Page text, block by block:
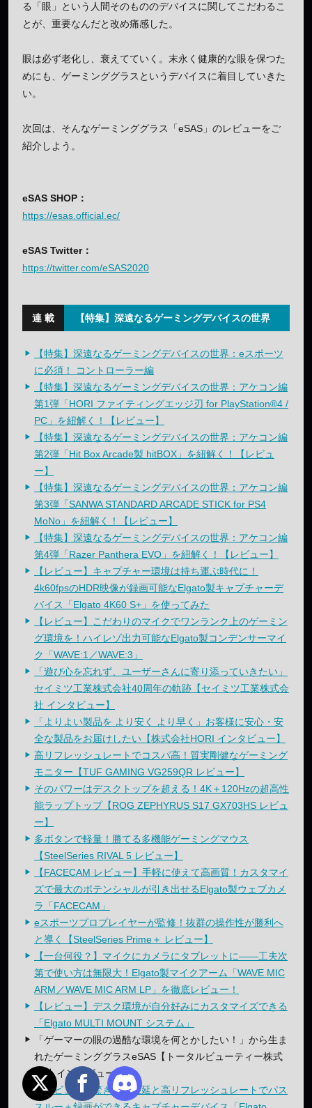
る「眼」という人間そのもののデバイスに関してこだわるこ
とが、重要なんだと改め痛感した。
眼は必ず老化し、衰えてていく。末永く健康的な眼を保つた
めにも、ゲーミンググラスというデバイスに着目していきた
い。
次回は、そんなゲーミンググラス「eSAS」のレビューをご
紹介しよう。
eSAS SHOP：
https://esas.official.ec/
eSAS Twitter：
https://twitter.com/eSAS2020
【特集】深遠なるゲーミングデバイスの世界
【特集】深遠なるゲーミングデバイスの世界：eスポーツ
に必須！ コントローラー編
【特集】深遠なるゲーミングデバイスの世界：アケコン編
第1弾「HORI ファイティングエッジ刃 for PlayStation®4 /
PC」を紐解く！【レビュー】
【特集】深遠なるゲーミングデバイスの世界：アケコン編
第2弾「Hit Box Arcade製 hitBOX」を紐解く！【レビュ
ー】
【特集】深遠なるゲーミングデバイスの世界：アケコン編
第3弾「SANWA STANDARD ARCADE STICK for PS4
MoNo」を紐解く！【レビュー】
【特集】深遠なるゲーミングデバイスの世界：アケコン編
第4弾「Razer Panthera EVO」を紐解く！【レビュー】
【レビュー】キャプチャー環境は持ち運ぶ時代に！
4k60fpsのHDR映像が録画可能なElgato製キャプチャーデ
バイス「Elgato 4K60 S+」を使ってみた
【レビュー】こだわりのマイクでワンランク上のゲーミン
グ環境を！ハイレゾ出力可能なElgato製コンデンサーマイ
ク「WAVE:1／WAVE:3」
「遊び心を忘れず、ユーザーさんに寄り添っていきたい」
セイミツ工業株式会社40周年の軌跡【セイミツ工業株式会
社 インタビュー】
「よりよい製品を より安く より早く」お客様に安心・安
全な製品をお届けしたい【株式会社HORI インタビュー】
高リフレッシュレートでコスパ高！質実剛健なゲーミング
モニター【TUF GAMING VG259QR レビュー】
そのパワーはデスクトップを超える！4K＋120Hzの超高性
能ラップトップ【ROG ZEPHYRUS S17 GX703HS レビュ
ー】
多ボタンで軽量！勝てる多機能ゲーミングマウス
【SteelSeries RIVAL 5 レビュー】
【FACECAM レビュー】手軽に使えて高画質！カスタマイ
ズで最大のポテンシャルが引き出せるElgato製ウェブカメ
ラ「FACECAM」
eスポーツプロプレイヤーが監修！抜群の操作性が勝利へ
と導く【SteelSeries Prime＋ レビュー】
【一台何役？】マイクにカメラにタブレットに——工夫次
第で使い方は無限大！Elgato製マイクアーム「WAVE MIC
ARM／WAVE MIC ARM LP」を徹底レビュー！
【レビュー】デスク環境が自分好みにカスタマイズできる
「Elgato MULTI MOUNT システム」
「ゲーマーの眼の過酷な環境を何とかしたい！」から生ま
れたゲーミンググラスeSAS【トータルビューティー株式
会社 インタビュー】
【レビュー】驚きの低遅延と高リフレッシュレートでパス